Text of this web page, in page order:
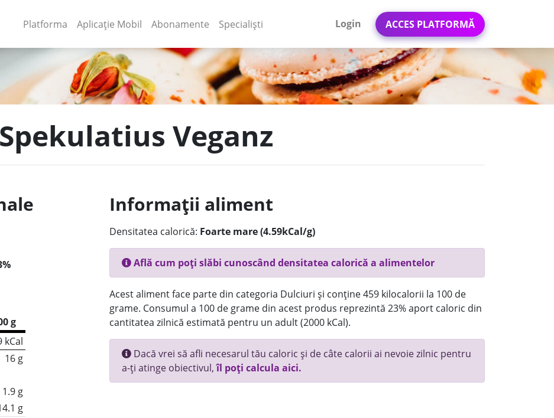
Platforma (current)
Aplicație Mobil (current)
Abonamente Specialiști Login ACCES PLATFORMĂ
Veganz
g
kCal
16 g
1.9 g
g
Informații aliment
Densitatea calorică: Foarte mare (4.59kCal/g)
Află cum poți slăbi cunoscând densitatea calorică a alimentelor
Acest aliment face parte din categoria Dulciuri și conține 459 kilocalorii la 100 de
grame. Consumul a 100 de grame din acest produs reprezintă 23% aport caloric din
cantitatea zilnică estimată pentru un adult (2000 kCal).
Dacă vrei să afli necesarul tău caloric și de câte calorii ai nevoie zilnic pentru
a-ți atinge obiectivul,îl poți calcula aici.